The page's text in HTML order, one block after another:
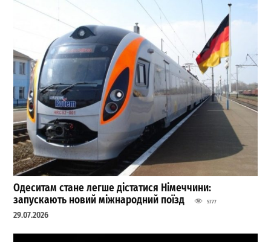
Одеситам стане легше дістатися Німеччини:
запускають новий міжнародний поїзд
5777
29.07.2026